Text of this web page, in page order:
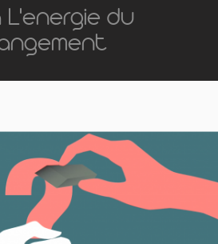
L'energie du